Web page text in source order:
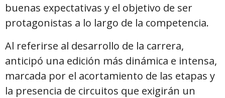
buenas expectativas y el objetivo de ser
protagonistas a lo largo de la competencia.
Al referirse al desarrollo de la carrera,
anticipó una edición más dinámica e intensa,
marcada por el acortamiento de las etapas y
la presencia de circuitos que exigirán un